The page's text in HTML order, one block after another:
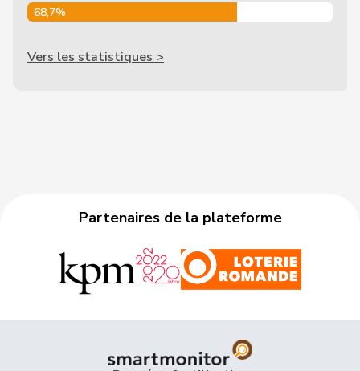
68,7%
Vers les statistiques >
Partenaires de la plateforme